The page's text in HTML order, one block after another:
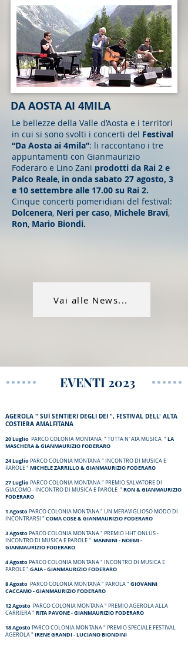
DA AOSTA AI 4MILA
Le bellezze della Valle d’Aosta e i territori
in cui si sono svolti i concerti del Festival
“Da Aosta ai 4mila”: li raccontano i tre
appuntamenti con Gianmaurizio
Foderaro e Lino Zani prodotti da Rai 2 e
Palco Reale, in onda sabato 27 agosto, 3
e 10 settembre alle 17.00 su Rai 2.
Cinque concerti pomeridiani del festival:
Dolcenera, Neri per caso, Michele Bravi,
Ron, Mario Biondi.
Vai alle News...
EVENTI 2023
AGEROLA " SUI SENTIERI DEGLI DEI ", FESTIVAL DELL' ALTA
COSTIERA AMALFITANA
20 Luglio PARCOCOLONIA MONTANA " TUTTA N' ATA MUSICA " LA
MASCHERA &GIANMAURIZIO FODERARO
24 LuglioPARCO COLONIA MONTANA " INCONTRO DI MUSICA E
PAROLE " MICHELE ZARRILLO & GIANMAURIZIO FODERARO
27 LuglioPARCO COLONIA MONTANA " PREMIO SALVATORE DI
GIACOMO - INCONTRO DI MUSICA E PAROLE " RON & GIANMAURIZIO
FODERARO
1 AgostoPARCO COLONIA MONTANA " UN MERAVIGLIOSO MODO DI
INCONTRARSI " COMA COSE & GIANMAURIZIO FODERARO
3 AgostoPARCO COLONIA MONTANA " PREMIO HHT ONLUS -
INCONTRO DI MUSICA E PAROLE " MANNINI - NOEMI -
GIANMAURIZIO FODERARO
4 AgostoPARCO COLONIA MONTANA " INCONTRO DI MUSICA E
PAROLE " GAIA - GIANMAURIZIO FODERARO
8 Agosto PARCO COLONIA MONTANA " PAROLA " GIOVANNI
CACCAMO - GIANMAURIZIO FODERARO
12 Agosto PARCO COLONIA MONTANA " PREMIO AGEROLA ALLA
CARRIERA " RITA PAVONE - GIANMAURIZIO FODERARO
18 AgostoPARCO COLONIA MONTANA " PREMIO SPECIALE FESTIVAL
AGEROLA " IRENE GRANDI - LUCIANO BIONDINI